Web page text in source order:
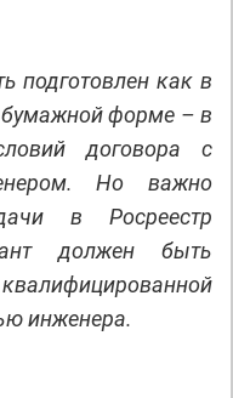
подготовлен как в
бумажной форме – в
договора с
Но важно
в Росреестр
должен быть
инженера.